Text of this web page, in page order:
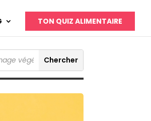
TON QUIZ ALIMENTAIRE